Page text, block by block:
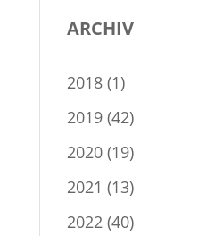
ARCHIV
2018 (1)
2019 (42)
2020 (19)
2021 (13)
2022 (40)